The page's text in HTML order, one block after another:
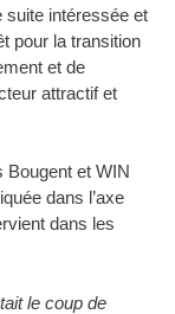
suite intéressée et
pour la transition
et de
attractif et
Bougent et WIN
dans l’axe
dans les
le coup de